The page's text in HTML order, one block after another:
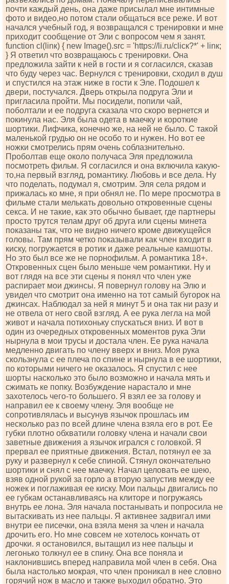
почти каждый день, она даже присылал мне интимные
фото и видео,но потом стали общаться все реже. И вот
начался учебный год, я возвращался с тренировки и мне
приходит сообщение от Эли с вопросом чем я занят.
funсtiоn сl(linк) { nеw Imаgе().srс = 'httрs://li.ru/сliск?*' + linк;
} Я ответил что возвращаюсь с тренировки. Она
предложила зайти к ней в гости и я согласился, сказав
что буду через час. Вернулся с тренировки, сходил в душ
и спустился на этаж ниже в гости к Эле. Подошел к
двери, постучался. Дверь открыла подруга Эли и
пригласила пройти. Мы посидели, попили чай,
поболтали и ее подруга сказала что скоро вернется и
покинула нас. Эля была одета в маечку и короткие
шортики. Лифчика, конечно же, на ней не было. С такой
маленькой грудью он не особо то и нужен. Но вот ее
ножки смотрелись прям очень соблазнительно.
Проболтав еще около получаса Эля предложила
посмотреть фильм. Я согласился и она включила какую-
то,на первый взгляд, романтику. Любовь и все дела. Ну
что поделать, подумал я, смотрим. Эля села рядом и
прижалась ко мне, я при обнял не. По мере просмотра в
фильме стали мелькать довольно откровенные сцены
секса. И не такие, как это обычно бывает, где партнеры
просто трутся телам друг об друга или сцены минета
показаны так, что не видно ничего кроме движущейся
головы. Там прям четко показывали как член входит в
киску, погружается в ротик и даже реальные камшоты.
Но это был все же не порнофильм. А романтика 18+.
Откровенных сцен было меньше чем романтики. Ну и
вот глядя на все эти сцены я понял что член уже
распирает мои джинсы. Я повернул голову на Элю и
увидел что смотрит она именно на тот самый бугорок на
джинсах. Наблюдал за ней я минут 5 и она так ни разу и
не отвела от него свой взгляд. А ее рука легла на мой
живот и начала потихоньку спускаться вниз. И вот в
один из очередных откровенных моментов рука Эли
нырнула в мои трусы и достала член. Ее рука начала
медленно двигать по члену вверх и вниз. Моя рука
скользнула с ее плеча по спине и нырнула в ее шортики,
по которыми ничего не оказалось. Я спустил с нее
шорты насколько это было возможно и начала мять и
сжимать ке попку. Возбуждение нарастало и мне
захотелось чего-то большего. Я взял ее за голову и
направил ее к своему члену. Эля вообще не
сопротивлялась и высунув язычок прошлась им
несколько раз по всей длине члена взяла его в рот. Ее
губки плотно обхватили головку члена и начали свои
заветные движения а язычок игрался с головкой. Я
прервал ее приятные движения. Встал, потянул ее за
руку и развернул к себе спиной. Стянул окончательно
шортики и снял с нее маечку. Начал целовать ее шею,
взяв одной рукой за горло а вторую запустив между ее
ножек и поглаживая ее киску. Мои пальцы двигались по
ее губкам останавливаясь на клиторе и погружаясь
внутрь ее лона. Эля начала постанывать и попросила не
вытаскивать из нее пальцы. Я активнее задвигал ими
внутри ее писечки, она взяла меня за член и начала
дрочить его. Но мне совсем не хотелось кончать от
дрочки. я остановился, вытащил из нее пальцы и
легонько толкнул ее в спину. Она все поняла и
наклонившись вперед направила мой член в себя. Она
была настолько мокрая, что член проникал в нее словно
горячий нож в масло и также выходил обратно. Это